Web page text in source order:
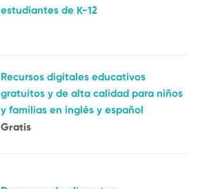
estudiantes de K-12
Recursos digitales educativos
gratuitos y de alta calidad para niños
y familias en inglés y español
Gratis